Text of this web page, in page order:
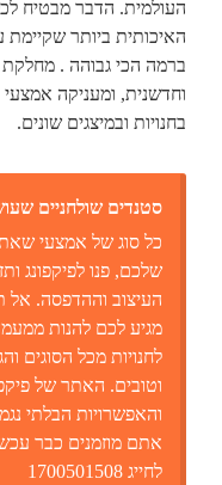
העולמית. הדבר מבטיח
האיכותית ביותר שקיימת
ברמה הכי גבוהה .
וחדשנית, ומעניקה אמצעי
בחנויות ובמיצגים שונים.
סטנדים שולחניים
כל סוג של אמצעי
שלכם, פנו לפיקפונג
העיצוב וההדפסה. אל
מגיע לכם להנות
לחנויות מכל הסוגים
וטובים. האתר של
והאפשרויות הבלתי
אתם מוזמנים כבר
לחייג 1700501508